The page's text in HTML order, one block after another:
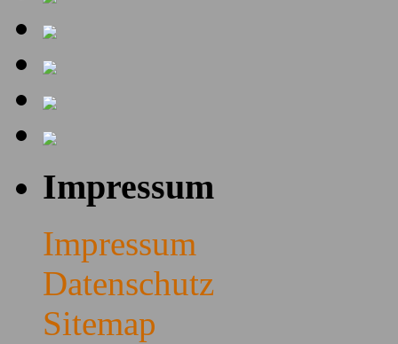
Impressum
Impressum
Datenschutz
Sitemap